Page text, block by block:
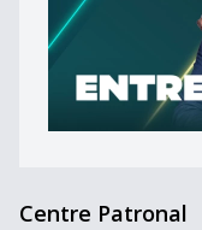
Centre Patronal